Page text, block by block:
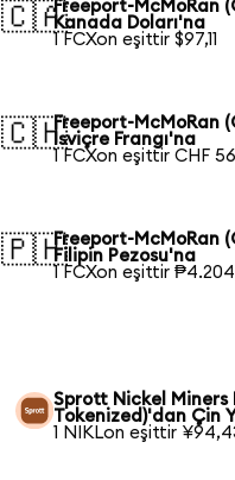
🇨🇦Freeport-McMoRan
Kanada Doları'na
1 FCXon eşittir $97,11
🇨🇭Freeport-McMoRan
İsviçre Frangı'na
1 FCXon eşittir CHF
🇵🇭Freeport-McMoRan
Filipin Pezosu'na
1 FCXon eşittir
Sprott Nickel Miners
Tokenized)'dan Çin
1 NIKLon eşittir